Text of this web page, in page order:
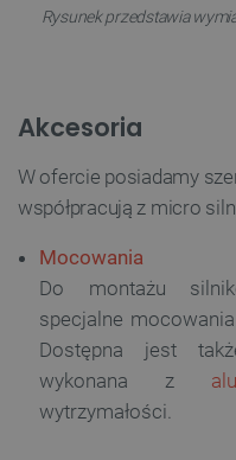
Rysunek przedstawia
Akcesoria
W ofercie posiadamy
współpracują z micro
Mocowania
Do montażu
specjalne
Dostępna jest
wykonana z
wytrzymałości.